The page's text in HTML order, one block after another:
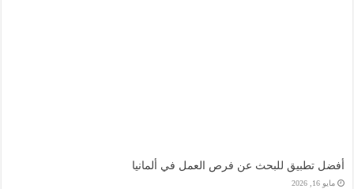
أفضل تطبيق للبحث عن فرص العمل في ألمانيا
مايو 16, 2026